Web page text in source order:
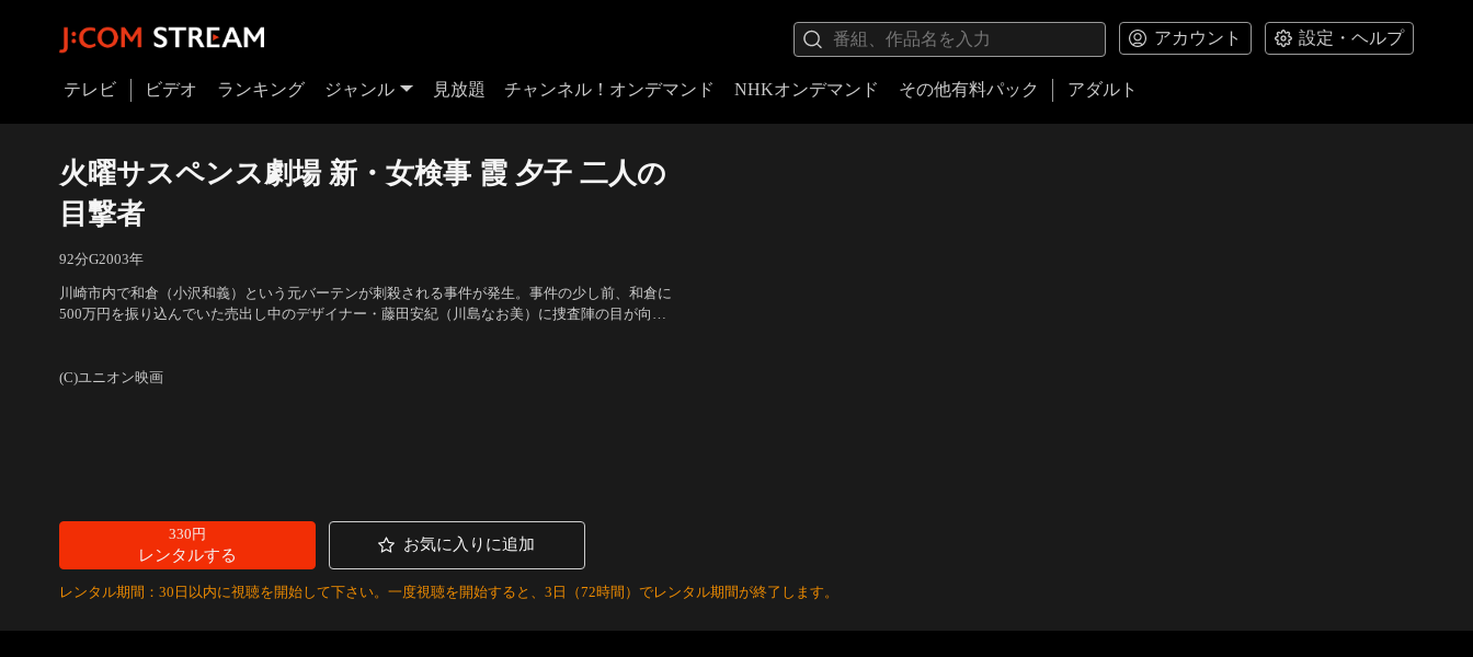
アカウント 設定・ヘルプ
テレビ ビデオ ランキング ジャンル 見放題 チャンネル！オンデマンド NHKオンデマンド その他有料パック アダルト
火曜サスペンス劇場 新・女検事 霞 夕子 二人の
目撃者
92分G2003年
川崎市内で和倉（小沢和義）という元バーテンが刺殺される事件が発生。事件の少し前、和倉に
500万円を振り込んでいた売出し中のデザイナー・藤田安紀（川島なお美）に捜査陣の目が向い
(C)ユニオン映画
330円
レンタルする
お気に入りに追加
レンタル期間：30日以内に視聴を開始して下さい。一度視聴を開始すると、3日（72時間）でレンタル期間が終了します。